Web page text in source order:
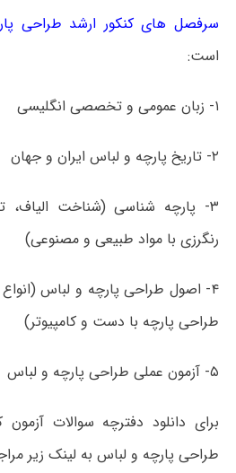
سرفصل های کنکور ارشد طراحی
است:
۱- زبان عمومی و تخصصی انگلیسی
۲- تاریخ پارچه و لباس ایران و جهان
۳- پارچه شناسی (شناخت الیاف،
رنگرزی با مواد طبیعی و مصنوعی)
۴- اصول طراحی پارچه و لباس
طراحی پارچه با دست و کامپیوتر)
۵- آزمون عملی طراحی پارچه و لباس
طراحی پارچه و لباس به لینک زیر